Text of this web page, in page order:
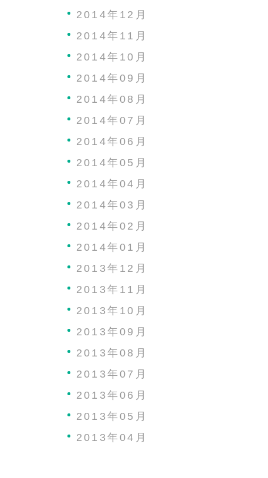
2014年12月
2014年11月
2014年10月
2014年09月
2014年08月
2014年07月
2014年06月
2014年05月
2014年04月
2014年03月
2014年02月
2014年01月
2013年12月
2013年11月
2013年10月
2013年09月
2013年08月
2013年07月
2013年06月
2013年05月
2013年04月